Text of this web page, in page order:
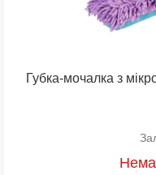
Губка-мочалка з